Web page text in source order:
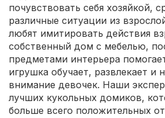
почувствовать себя хозяйкой,
различные ситуации из
любят имитировать действия
собственный дом с мебелью,
предметами интерьера
игрушка обучает, развлекает и
внимание девочек. Наши
лучших кукольных домиков,
больше всего положительных